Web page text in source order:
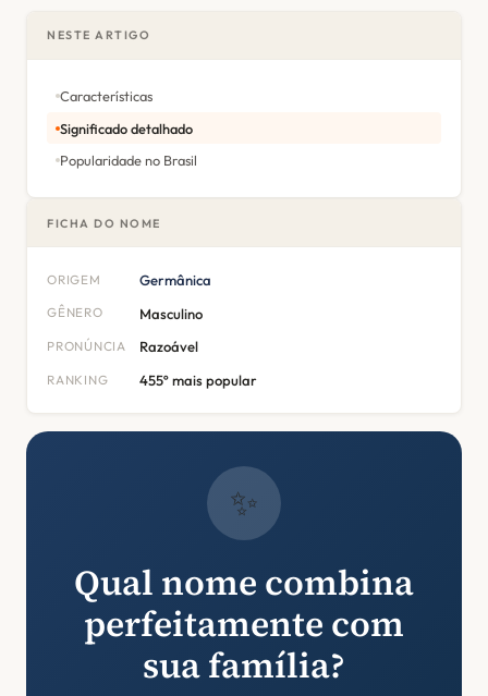
NESTE ARTIGO
Características
Significado detalhado
Popularidade no Brasil
FICHA DO NOME
ORIGEM Germânica
GÊNERO Masculino
PRONÚNCIA Razoável
RANKING 455º mais popular
✨
Qual nome combina
perfeitamente com
sua família?